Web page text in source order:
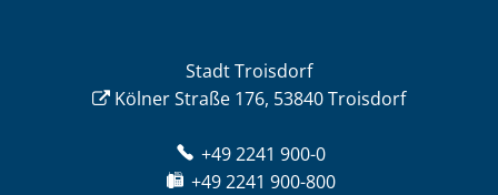
Stadt Troisdorf
Kölner Straße 176, 53840 Troisdorf
+49 2241 900-0
+49 2241 900-800